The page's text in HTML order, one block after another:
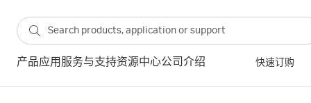
产品应用 服务与支持资源中心公司介绍 快速订购